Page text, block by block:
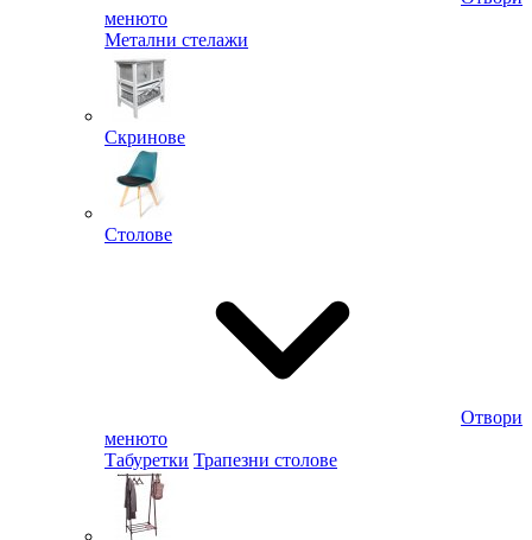
менюто
Метални стелажи
Скринове
Столове
Отвори
менюто
Табуретки Трапезни столове